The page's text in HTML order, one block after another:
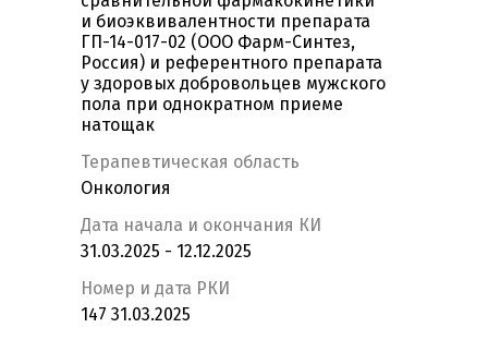
и биоэквивалентности препарата
ГП-14-017-02 (ООО Фарм-Синтез,
Россия) и референтного препарата
у здоровых добровольцев мужского
пола при однократном приеме
натощак
Терапевтическая область
Онкология
Дата начала и окончания КИ
31.03.2025 - 12.12.2025
Номер и дата РКИ
147 31.03.2025